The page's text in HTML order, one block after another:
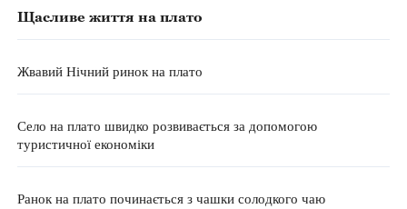
Щасливе життя на плато
Жвавий Нічний ринок на плато
Село на плато швидко розвивається за допомогою
туристичної економіки
Ранок на плато починається з чашки солодкого чаю